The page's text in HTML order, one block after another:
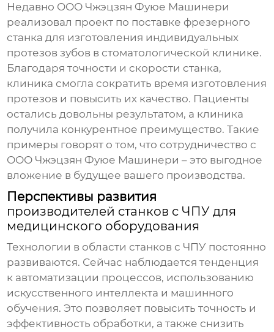
Недавно ООО Чжэцзян Фуюе Машинери
реализовал проект по поставке фрезерного
станка для изготовления индивидуальных
протезов зубов в стоматологической клинике.
Благодаря точности и скорости станка,
клиника смогла сократить время изготовления
протезов и повысить их качество. Пациенты
остались довольны результатом, а клиника
получила конкурентное преимущество. Такие
примеры говорят о том, что сотрудничество с
ООО Чжэцзян Фуюе Машинери – это выгодное
вложение в будущее вашего производства.
Перспективы развития
производителей станков с ЧПУ для
медицинского оборудования
Технологии в области станков с ЧПУ постоянно
развиваются. Сейчас наблюдается тенденция
к автоматизации процессов, использованию
искусственного интеллекта и машинного
обучения. Это позволяет повысить точность и
эффективность обработки, а также снизить